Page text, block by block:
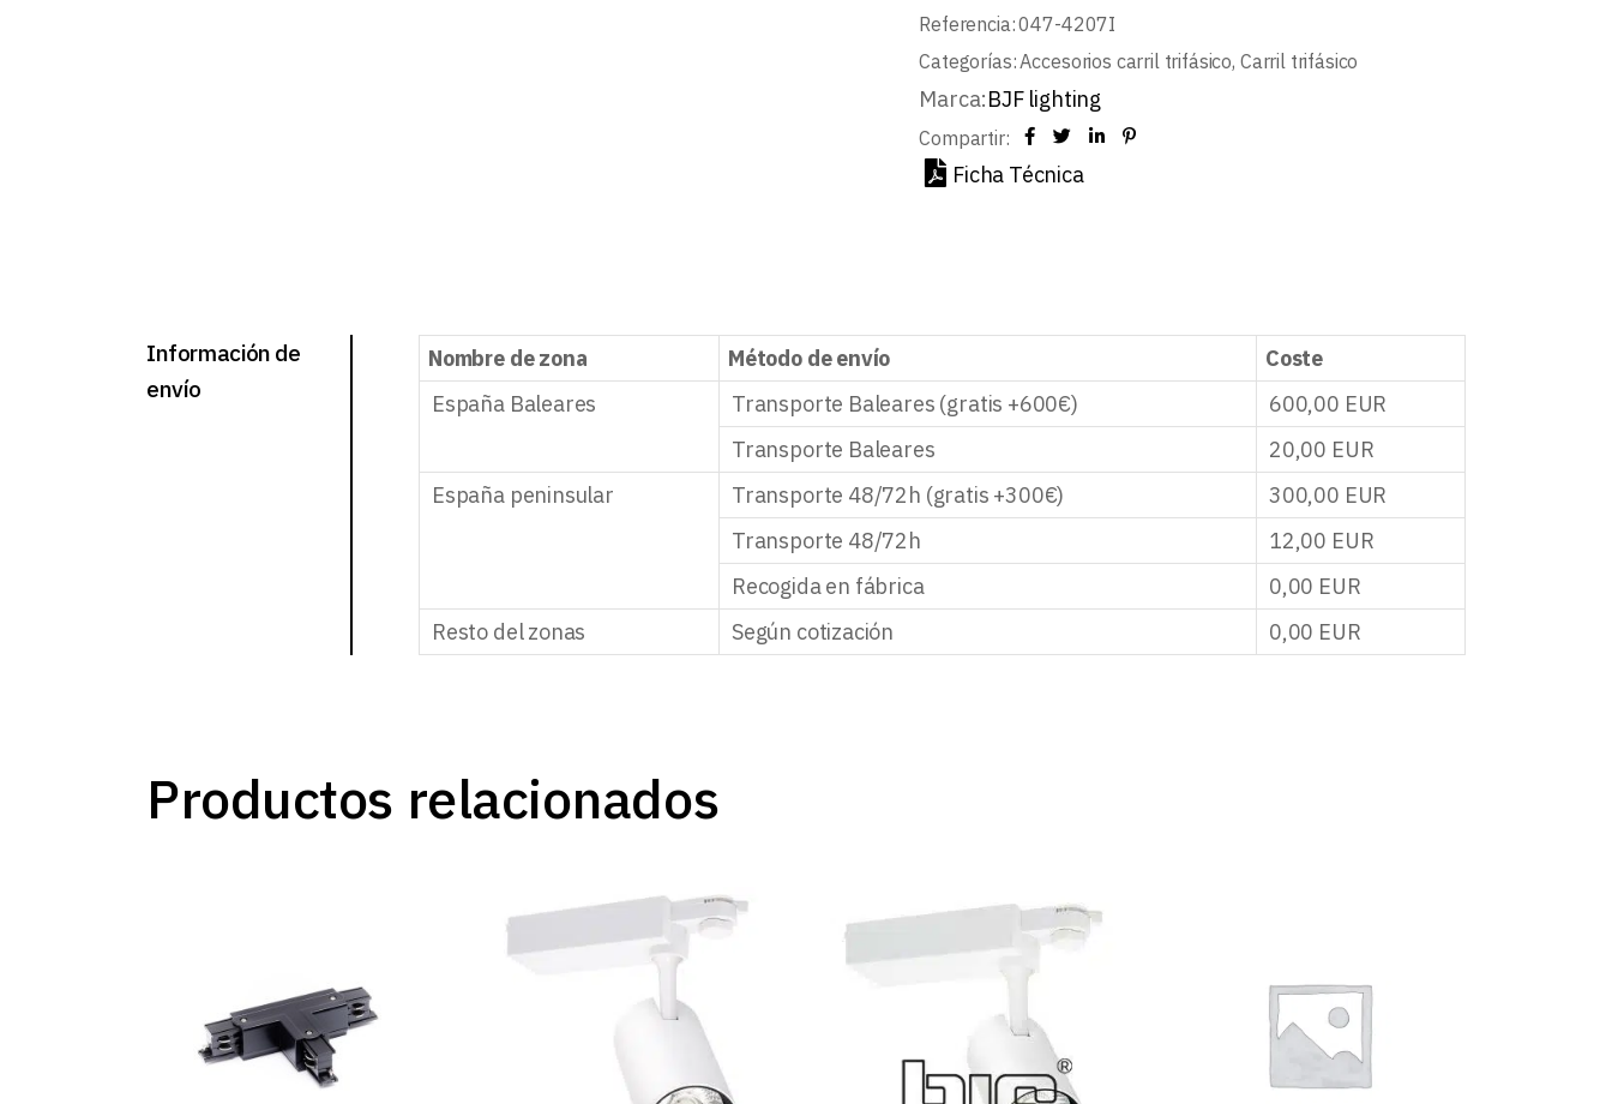
Referencia:047-4207I
Categorías:Accesorios carril trifásico, Carril trifásico
Marca:BJF lighting
Compartir:
Ficha Técnica
Información de
envío
Nombre de zona Método de envío
Coste
España Baleares
Transporte Baleares (gratis +600€) 600,00 EUR
Transporte Baleares
20,00 EUR
España peninsular
Transporte 48/72h (gratis +300€) 300,00 EUR
Transporte 48/72h
12,00 EUR
Recogida en fábrica
0,00 EUR
Resto del zonas
Según cotización 0,00 EUR
Productos relacionados